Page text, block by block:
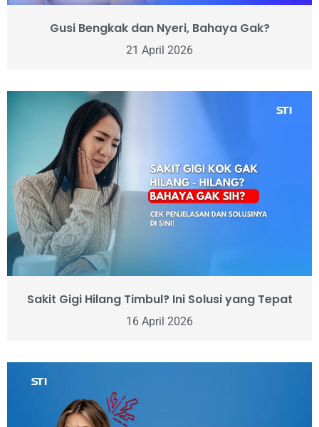
Gusi Bengkak dan Nyeri, Bahaya Gak?
21 April 2026
Sakit Gigi Hilang Timbul? Ini Solusi yang Tepat
16 April 2026